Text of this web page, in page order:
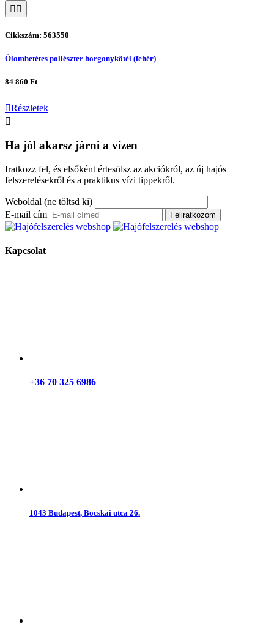
Cikkszám: 563550
Ólombetétes poliészter horgonykötél (fehér)
84 860 Ft
Részletek
Ha jól akarsz járni a vízen
Iratkozz fel, és elsőként értesülsz az akciókról, az új hajós
felszerelésekről és a praktikus vízi tippekről.
Weboldal (ne töltsd ki)
E-mail cím
Feliratkozom
Kapcsolat
+36 70 325 6986
1043 Budapest, Bocskai utca 26.